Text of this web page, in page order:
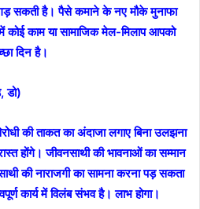
सकती है। पैसे कमाने के नए मौके मुनाफा
कोई काम या सामाजिक मेल-मिलाप आपको
दिन है।
डो)
की ताकत का अंदाजा लगाए बिना उलझना
होंगे। जीवनसाथी की भावनाओं का सम्मान
की नाराजगी का सामना करना पड़ सकता
कार्य में विलंब संभव है। लाभ होगा।